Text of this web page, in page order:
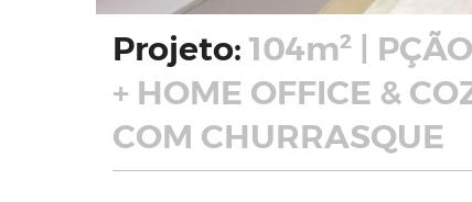
Projeto: 104m² |
+ HOME OFFICE &
COM CHURRASQUE